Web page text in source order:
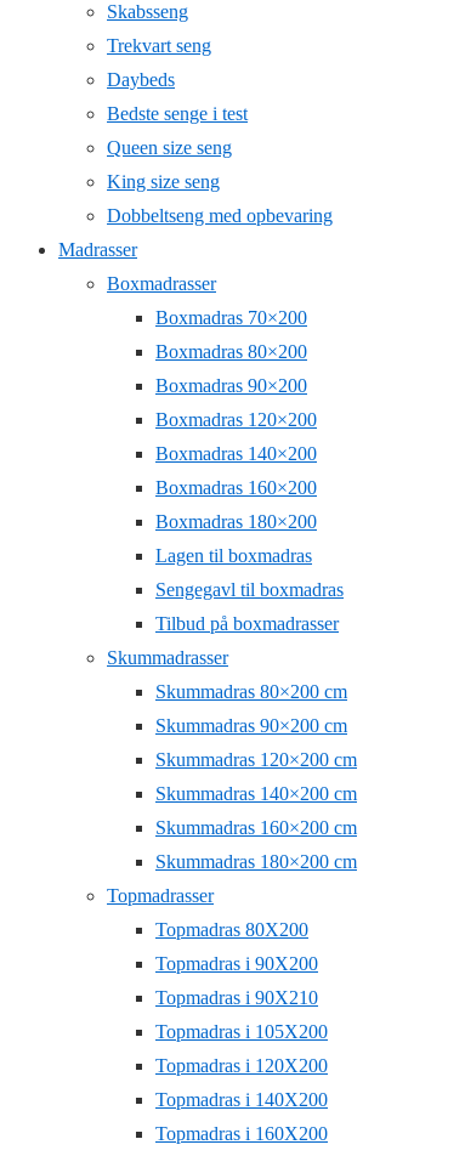
Skabsseng
Trekvart seng
Daybeds
Bedste senge i test
Queen size seng
King size seng
Dobbeltseng med opbevaring
Madrasser
Boxmadrasser
Boxmadras 70×200
Boxmadras 80×200
Boxmadras 90×200
Boxmadras 120×200
Boxmadras 140×200
Boxmadras 160×200
Boxmadras 180×200
Lagen til boxmadras
Sengegavl til boxmadras
Tilbud på boxmadrasser
Skummadrasser
Skummadras 80×200 cm
Skummadras 90×200 cm
Skummadras 120×200 cm
Skummadras 140×200 cm
Skummadras 160×200 cm
Skummadras 180×200 cm
Topmadrasser
Topmadras 80X200
Topmadras i 90X200
Topmadras i 90X210
Topmadras i 105X200
Topmadras i 120X200
Topmadras i 140X200
Topmadras i 160X200